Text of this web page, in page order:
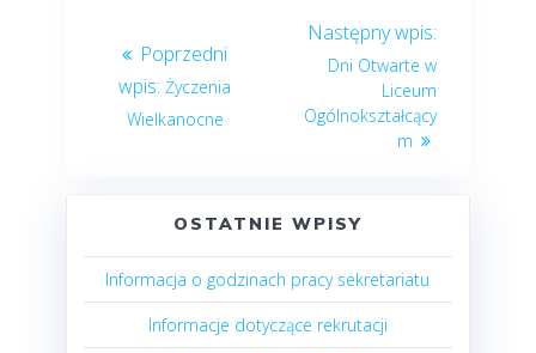
Życzenia
Wielkanocne
Dni Otwarte w
Liceum
Ogólnokształcący
m
OSTATNIE WPISY
Informacja o godzinach pracy sekretariatu
Informacje dotyczące rekrutacji